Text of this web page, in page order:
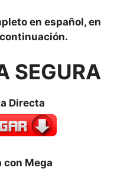
en español, en
SEGURA
Directa
con Mega